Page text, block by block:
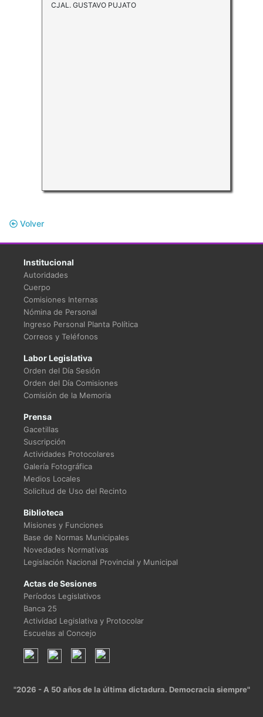
CJAL. GUSTAVO PUJATO
Volver
Institucional
Autoridades
Cuerpo
Comisiones Internas
Nómina de Personal
Ingreso Personal Planta Política
Correos y Teléfonos
Labor Legislativa
Orden del Día Sesión
Orden del Día Comisiones
Comisión de la Memoria
Prensa
Gacetillas
Suscripción
Actividades Protocolares
Galería Fotográfica
Medios Locales
Solicitud de Uso del Recinto
Biblioteca
Misiones y Funciones
Base de Normas Municipales
Novedades Normativas
Legislación Nacional Provincial y Municipal
Actas de Sesiones
Períodos Legislativos
Banca 25
Actividad Legislativa y Protocolar
Escuelas al Concejo
"2026 - A 50 años de la última dictadura. Democracia siempre"